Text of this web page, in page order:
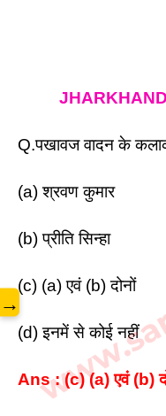
JHARKHAND
Q.पखावज वादन के
(a) श्रवण कुमार
(b) प्रीति सिन्हा
(c) (a) एवं (b) दोनों
(d) इनमें से कोई नहीं
Ans : (c) (a) एवं (b)
→